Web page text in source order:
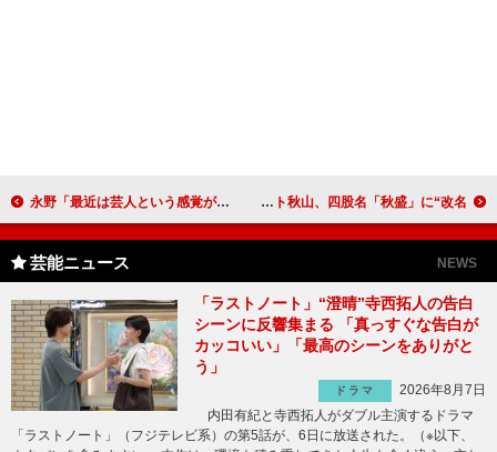
永野「最近は芸人という感覚がない」 “一発屋”回避、次は「文化人枠」？ 大相撲の「遠藤と間違われた」 ロバート秋山、四股名「秋盛」に“改名”？
芸能ニュース NEWS
「ラストノート」“澄晴”寺西拓人の告白
シーンに反響集まる 「真っすぐな告白が
カッコいい」「最高のシーンをありがと
う」
ドラマ
2026年8月7日
内田有紀と寺西拓人がダブル主演するドラマ
「ラストノート」（フジテレビ系）の第5話が、6日に放送された。（※以下、